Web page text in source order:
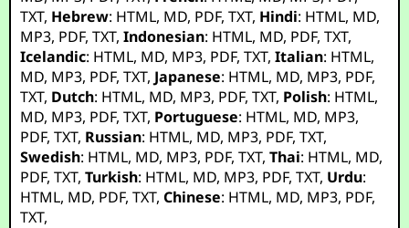
TXT, Hebrew: HTML, MD, PDF,TXT, Hindi: HTML, MD,
MP3, PDF,TXT,Indonesian: HTML, MD, PDF,TXT,
Icelandic: HTML, MD, MP3, PDF,TXT,Italian: HTML,
MD, MP3, PDF,TXT, Japanese: HTML, MD, MP3, PDF,
TXT, Dutch: HTML, MD, MP3, PDF,TXT, Polish: HTML,
MD, MP3, PDF,TXT, Portuguese: HTML, MD, MP3,
PDF,TXT, Russian: HTML, MD, MP3, PDF,TXT,
Swedish: HTML, MD, MP3, PDF,TXT,Thai: HTML, MD,
PDF,TXT,Turkish: HTML, MD, MP3, PDF,TXT, Urdu:
HTML, MD, PDF,TXT,Chinese: HTML, MD, MP3, PDF,
TXT,